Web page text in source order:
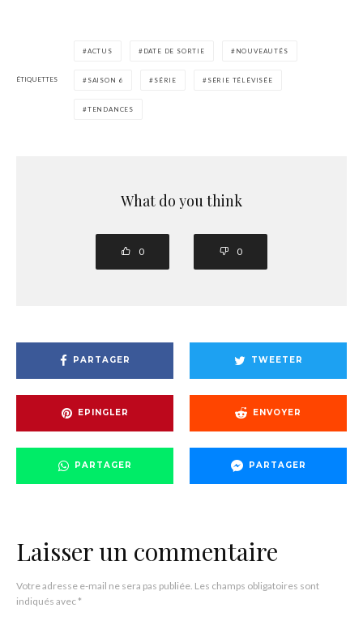
ÉTIQUETTES
ACTUS DATE DE SORTIE NOUVEAUTÉS
SAISON 6 SÉRIE SÉRIE TÉLÉVISÉE
TENDANCES
What do you think
0 0
PARTAGER TWEETER
EPINGLER ENVOYER
PARTAGER PARTAGER
Laisser un commentaire
Votre adresse e-mail ne sera pas publiée. Les champs obligatoires sont
indiqués avec*